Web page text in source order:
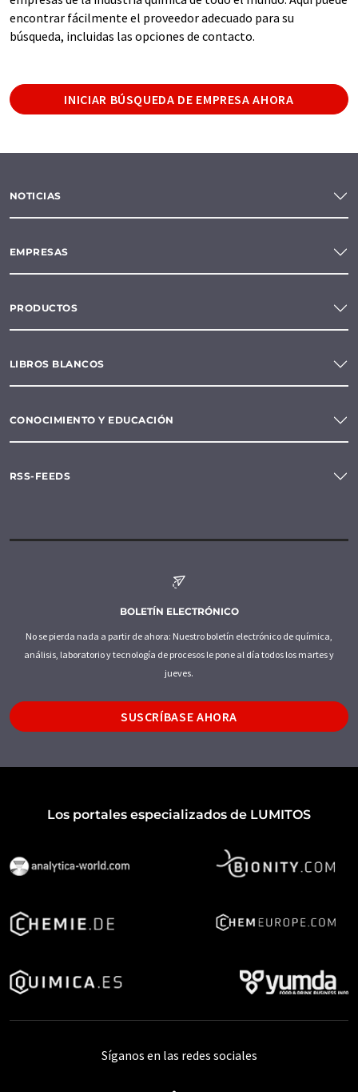
encontrar fácilmente el proveedor adecuado para su
búsqueda, incluidas las opciones de contacto.
INICIAR BÚSQUEDA DE EMPRESA AHORA
NOTICIAS
EMPRESAS
PRODUCTOS
LIBROS BLANCOS
CONOCIMIENTO Y EDUCACIÓN
RSS-FEEDS
BOLETÍN ELECTRÓNICO
No se pierda nada a partir de ahora: Nuestro boletín electrónico de química,
análisis, laboratorio y tecnología de procesos le pone al día todos los martes y
jueves.
SUSCRÍBASE AHORA
Los portales especializados de LUMITOS
Síganos en las redes sociales